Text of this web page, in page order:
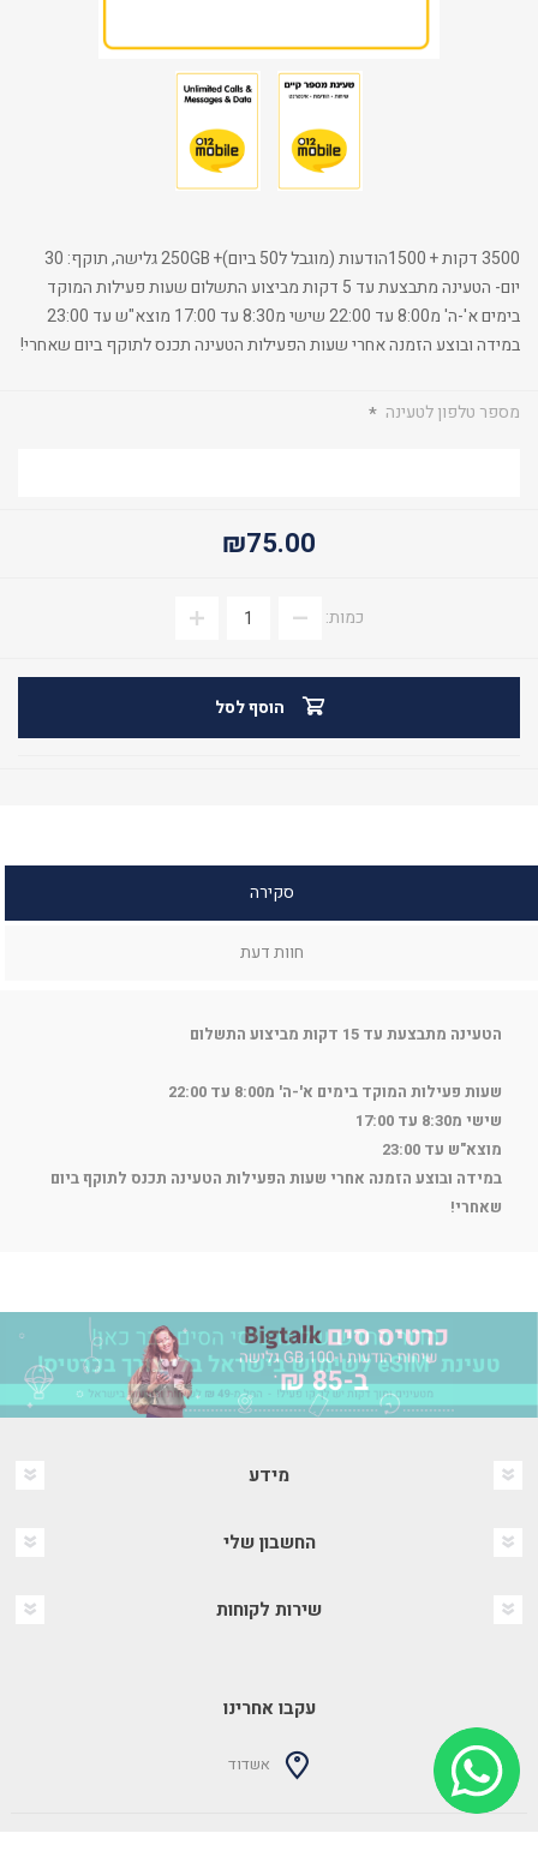
3500 דקות + 1500הודעות (מוגבל ל50 ביום)+ 250GB גלישה, תוקף: 30
יום- הטעינה מתבצעת עד 5 דקות מביצוע התשלום שעות פעילות המוקד
בימים א'-ה' מ8:00 עד 22:00 שישי מ8:30 עד 17:00 מוצא"ש עד 23:00
במידה ובוצע הזמנה אחרי שעות הפעילות הטעינה תכנס לתוקף ביום שאחרי!
מספר טלפון לטעינה *
₪75.00
כמות:
הוסף לסל
סקירה
חוות דעת
הטעינה מתבצעת עד 15 דקות מביצוע התשלום
שעות פעילות המוקד בימים א'-ה' מ8:00 עד 22:00
שישי מ8:30 עד 17:00
מוצא"ש עד 23:00
במידה ובוצע הזמנה אחרי שעות הפעילות הטעינה תכנס לתוקף ביום
שאחרי!
מידע
החשבון שלי
שירות לקוחות
עקבו אחרינו
אשדוד